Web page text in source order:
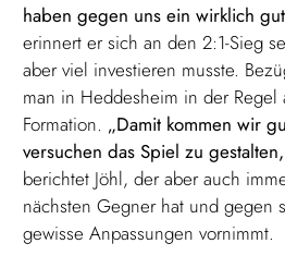
haben gegen uns ein wirklich
erinnert er sich an den 2:1-Sieg
aber viel investieren musste.
man in Heddesheim in der Regel
Formation. „Damit kommen wir
versuchen das Spiel zu
berichtet Jöhl, der aber auch
nächsten Gegner hat und gegen
gewisse Anpassungen vornimmt.